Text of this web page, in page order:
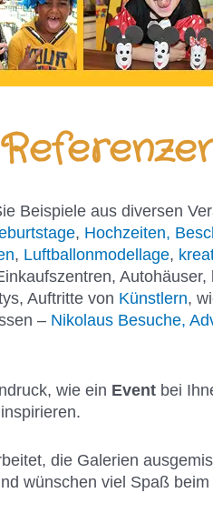
Beispiele aus diversen
, Hochzeiten,
, Luftballonmodellage,
Auftritte von Künstlern,
– Nikolaus Besuche,
wie ein Event bei
die Galerien
wünschen viel Spaß beim